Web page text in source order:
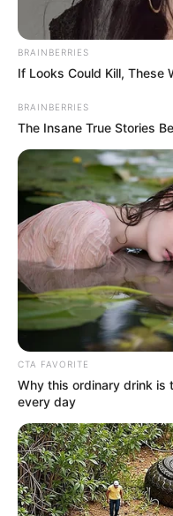
ΕΠΙΚΟΙΝΩΝΙΑ ΑΝΩΘΕΝ. ΠΩΣ
ΓΙΝΕΤΑΙ. ΟΔΗΓΙΕΣ ΓΙΑ
ΣΥΜΒΟΥΛΕΣ ΓΙΑ
ΠΡΟΧΩΡΗΜΕΝΟΥΣ.
Η Moderna μηνύει τους
αντιπάλους της της Big
Pharma για τις
πατέντες εμβολίων
BRAINBERRIES
If Looks Could Kill, These
BRAINBERRIES
The Insane True Stories
CTA FAVORITE
Why this ordinary drink is
every day